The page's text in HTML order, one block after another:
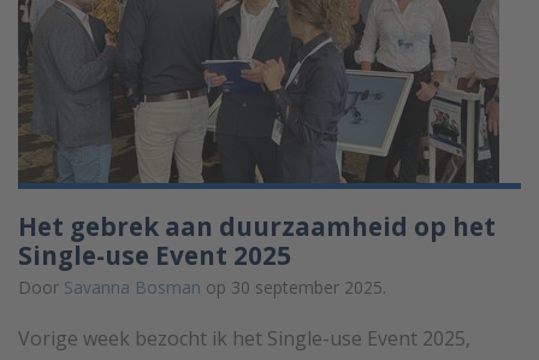
Het gebrek aan duurzaamheid op het
Single-use Event 2025
Door Savanna Bosman op 30 september 2025.
Vorige week bezocht ik het Single-use Event 2025,